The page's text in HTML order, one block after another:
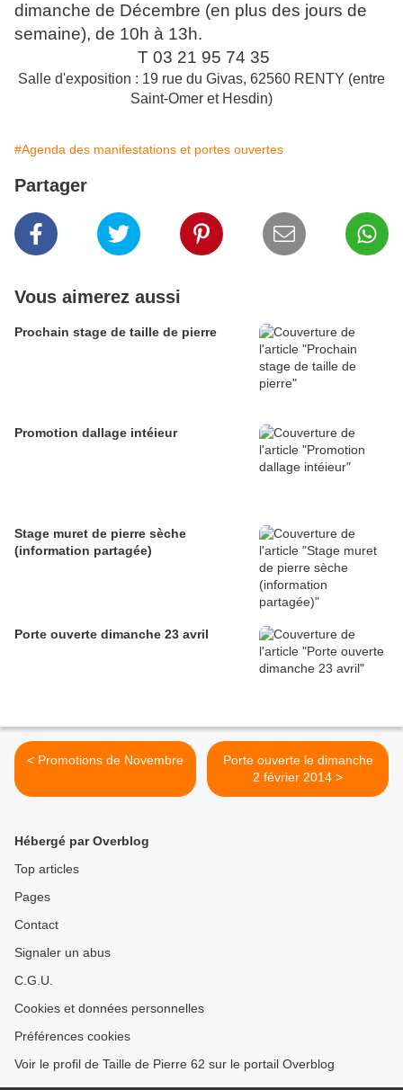
dimanche de Décembre (en plus des jours de
semaine), de 10h à 13h.
T 03 21 95 74 35
Salle d'exposition : 19 rue du Givas, 62560 RENTY (entre
Saint-Omer et Hesdin)
#Agenda des manifestations et portes ouvertes
Partager
Vous aimerez aussi
Prochain stage de taille de pierre
Promotion dallage intéieur
Stage muret de pierre sèche
(information partagée)
Porte ouverte dimanche 23 avril
< Promotions de Novembre
Porte ouverte le dimanche
2 février 2014 >
Hébergé par Overblog
Top articles
Pages
Contact
Signaler un abus
C.G.U.
Cookies et données personnelles
Préférences cookies
Voir le profil de Taille de Pierre 62 sur le portail Overblog